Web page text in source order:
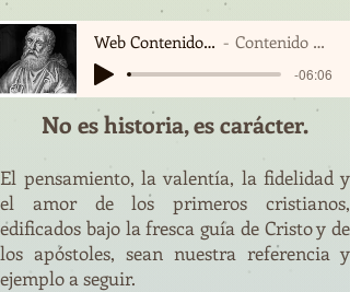
Web Contenido Propósito -Beneficios dirigido a Contenido Propósito Beneficios Dirigido a
-06:06
No es historia, es carácter.
El pensamiento, la valentía, la fidelidad y
el amor de los primeros cristianos,
edificados bajo la fresca guía de Cristo y de
los apóstoles, sean nuestra referencia y
ejemplo a seguir.